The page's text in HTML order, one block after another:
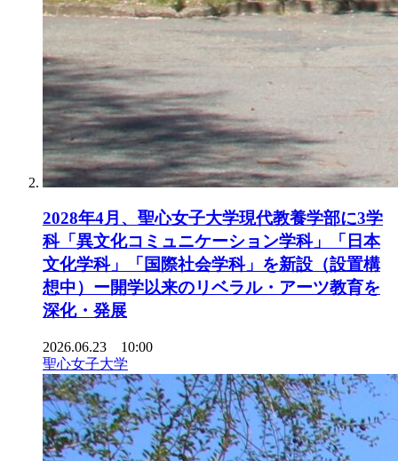
2028年4月、聖心女子大学現代教養学部に3学
科「異文化コミュニケーション学科」「日本
文化学科」「国際社会学科」を新設（設置構
想中）ー開学以来のリベラル・アーツ教育を
深化・発展
2026.06.23 10:00
聖心女子大学